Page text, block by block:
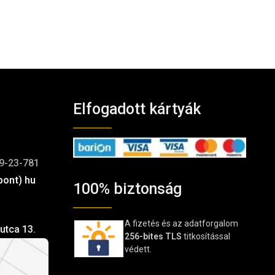
23-781
hu
13.
Elfogadott kártyák
100% biztonság
A fizetés és az adatforgalom
256-bites TLS titkosítással
védett.